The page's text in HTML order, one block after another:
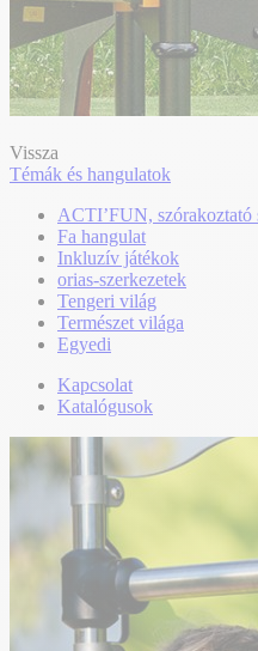
Vissza
Témák és hangulatok
ACTI’FUN, szórakoztató
Fa hangulat
Inkluzív játékok
orias-szerkezetek
Tengeri világ
Természet világa
Egyedi
Kapcsolat
Katalógusok